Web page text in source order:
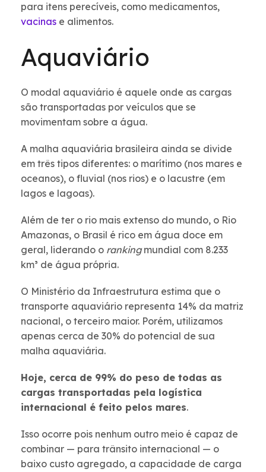
para itens perecíveis, como medicamentos,
vacinas e alimentos.
Aquaviário
O modal aquaviário é aquele onde as cargas
são transportadas por veículos que se
movimentam sobre a água.
A malha aquaviária brasileira ainda se divide
em três tipos diferentes: o marítimo (nos mares e
oceanos), o fluvial (nos rios) e o lacustre (em
lagos e lagoas).
Além de ter o rio mais extenso do mundo, o Rio
Amazonas, o Brasil é rico em água doce em
geral, liderando o ranking mundial com 8.233
km³ de água própria.
O Ministério da Infraestrutura estima que o
transporte aquaviário representa 14% da matriz
nacional, o terceiro maior. Porém, utilizamos
apenas cerca de 30% do potencial de sua
malha aquaviária.
Hoje, cerca de 99% do peso de todas as
cargas transportadas pela logística
internacional é feito pelos mares.
Isso ocorre pois nenhum outro meio é capaz de
combinar — para trânsito internacional — o
baixo custo agregado, a capacidade de carga